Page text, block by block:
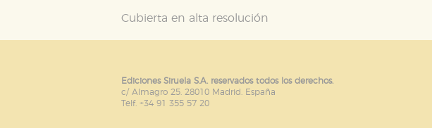
Cubierta en alta resolución
Ediciones Siruela S.A. reservados todos los derechos.
c/ Almagro 25. 28010 Madrid. España
Telf. +34 91 355 57 20